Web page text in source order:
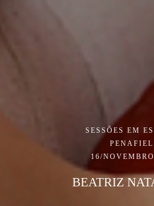
SESSÕES EM
PENAFIEL
16/
BEATRIZ